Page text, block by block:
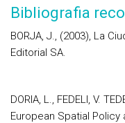
Bibliografia
BORJA, J., (2003), La
Editorial SA.
DORIA, L., FEDELI, V.
European Spatial